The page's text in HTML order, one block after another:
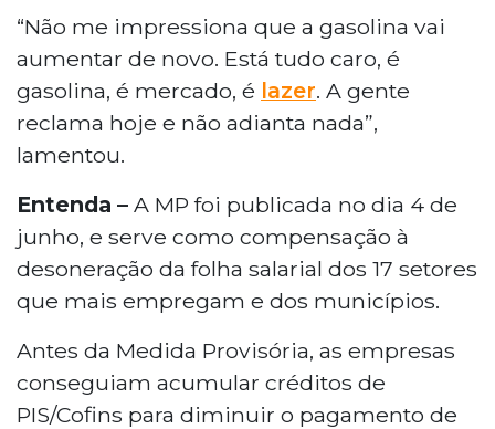
“Não me impressiona que a gasolina vai
aumentar de novo. Está tudo caro, é
gasolina, é mercado, é lazer. A gente
reclama hoje e não adianta nada”,
lamentou.
Entenda – A MP foi publicada no dia 4 de
junho, e serve como compensação à
desoneração da folha salarial dos 17 setores
que mais empregam e dos municípios.
Antes da Medida Provisória, as empresas
conseguiam acumular créditos de
PIS/Cofins para diminuir o pagamento de